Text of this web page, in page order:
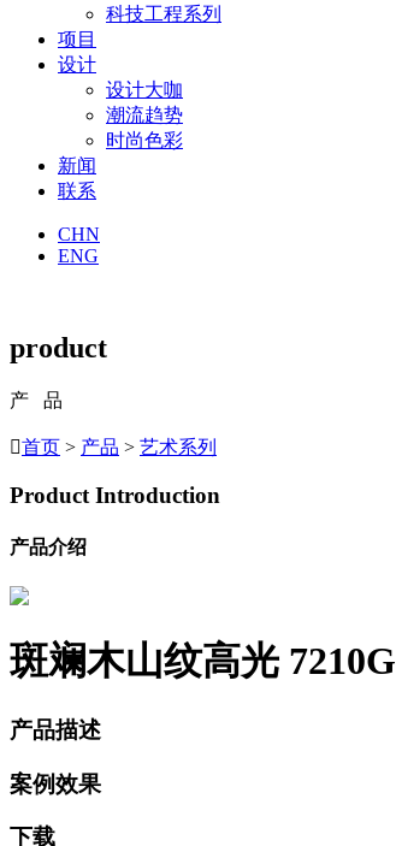
科技工程系列
项目
设计
设计大咖
潮流趋势
时尚色彩
新闻
联系
CHN
ENG
product
产 品
首页 > 产品 > 艺术系列
Product Introduction
产品介绍
斑斓木山纹高光 7210G
产品描述
案例效果
下载